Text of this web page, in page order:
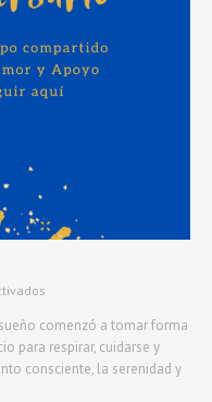
Aniversario
Espacio
Azul
comenzó a tomar forma
para respirar, cuidarse y
consciente, la serenidad y